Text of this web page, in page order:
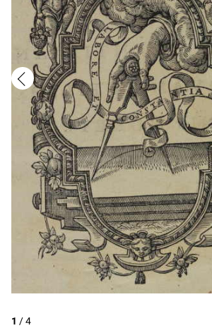
1 /4